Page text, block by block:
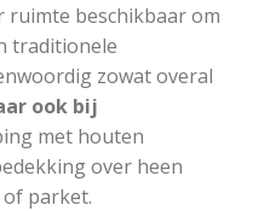
ruimte beschikbaar om
traditionele
zowat overal
ook bij
met houten
over heen
parket.